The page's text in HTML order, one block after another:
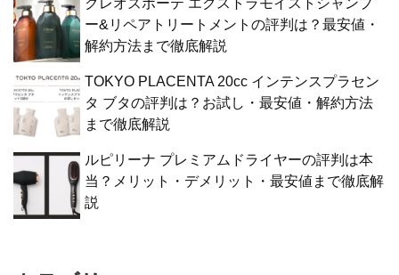
ー&リペアトリートメントの評判は？最安値・
解約方法まで徹底解説
TOKYO PLACENTA 20cc インテンスプラセン
タ ブタの評判は？お試し・最安値・解約方法
まで徹底解説
ルピリーナ プレミアムドライヤーの評判は本
当？メリット・デメリット・最安値まで徹底解
説